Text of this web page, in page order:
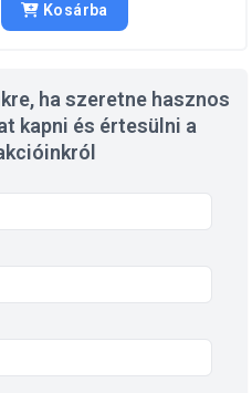
Kosárba
ha szeretne hasznos
kapni és értesülni a